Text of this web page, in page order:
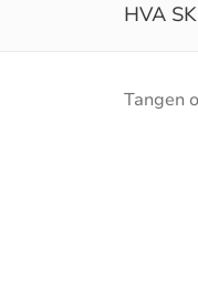
HVA
Tangen